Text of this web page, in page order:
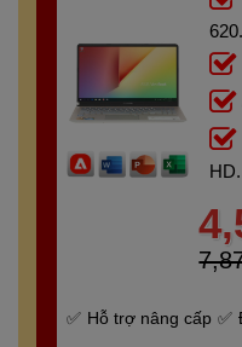
620.
HD.
Hỗ trợ nâng cấp